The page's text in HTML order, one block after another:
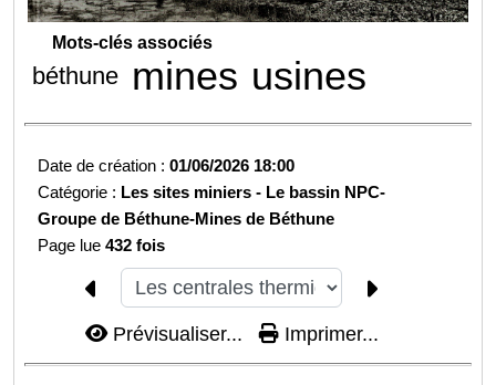
Mots-clés associés
béthune mines usines
Date de création :01/06/2026 18:00
Catégorie : Les sites miniers - Le bassin NPC-
Groupe de Béthune-Mines de Béthune
Page lue432 fois
Prévisualiser... Imprimer...